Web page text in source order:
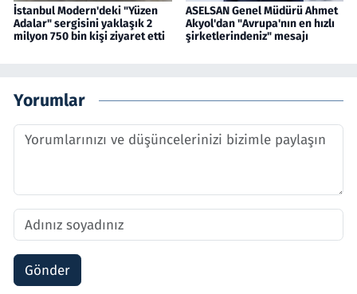
İstanbul Modern'deki "Yüzen
Adalar" sergisini yaklaşık 2
milyon 750 bin kişi ziyaret etti
ASELSAN Genel Müdürü Ahmet
Akyol'dan "Avrupa'nın en hızlı
şirketlerindeniz" mesajı
Yorumlar
Gönder